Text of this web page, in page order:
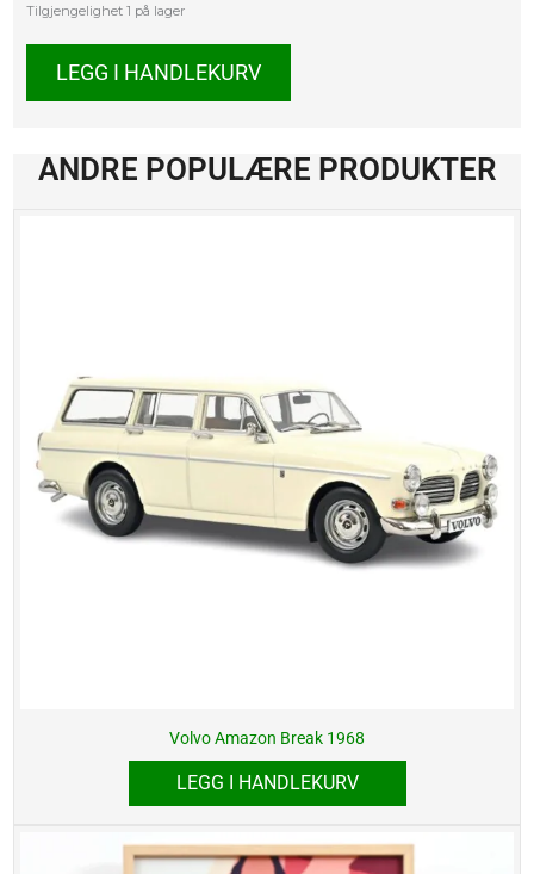
Tilgjengelighet 1 på lager
UAZ
LEGG I HANDLEKURV
ANDRE POPULÆRE PRODUKTER
Volvo Amazon Break 1968
LEGG I HANDLEKURV